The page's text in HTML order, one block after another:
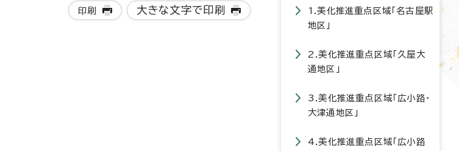
印刷 大きな文字で印刷
1.美化推進重点区域「名古屋駅
地区」
2.美化推進重点区域「久屋大
通地区」
3.美化推進重点区域「広小路・
大津通地区」
4.美化推進重点区域「広小路